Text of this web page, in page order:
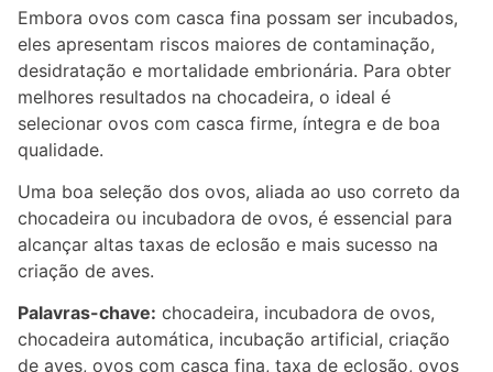
Embora ovos com casca fina possam ser incubados,
eles apresentam riscos maiores de contaminação,
desidratação e mortalidade embrionária. Para obter
melhores resultados na chocadeira, o ideal é
selecionar ovos com casca firme, íntegra e de boa
qualidade.
Uma boa seleção dos ovos, aliada ao uso correto da
chocadeira ou incubadora de ovos, é essencial para
alcançar altas taxas de eclosão e mais sucesso na
criação de aves.
Palavras-chave: chocadeira, incubadora de ovos,
chocadeira automática, incubação artificial, criação
de aves, ovos com casca fina, taxa de eclosão, ovos